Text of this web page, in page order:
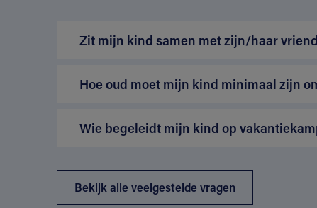
Zit mijn kind samen met zijn/haar
Hoe oud moet mijn kind minimaal zijn
Wie begeleidt mijn kind op
Bekijk alle veelgestelde vragen